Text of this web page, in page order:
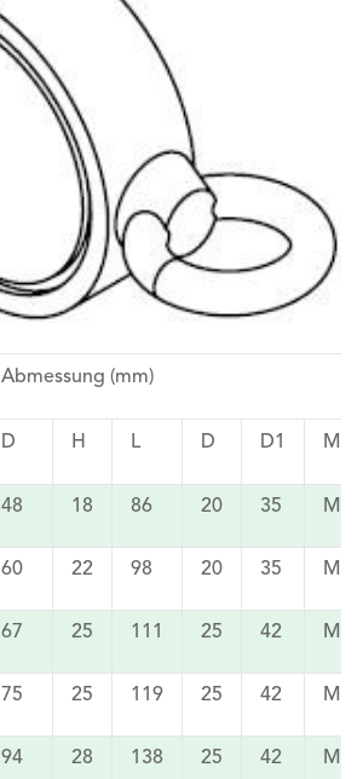
Abmessung (mm)
D H L D D1 M
48 18 86 20 35 M8
60 22 98 20 35 M8
67 25 111 25 42 M10
75 25 119 25 42 M10
94 28 138 25 42 M10